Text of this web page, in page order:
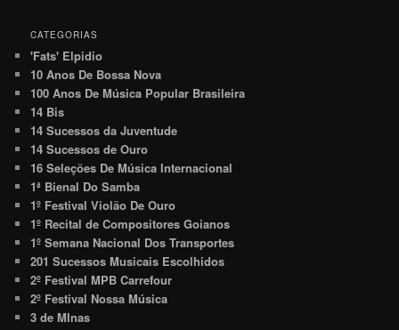
CATEGORIAS
'Fats' Elpidio
10 Anos De Bossa Nova
100 Anos De Música Popular Brasileira
14 Bis
14 Sucessos da Juventude
14 Sucessos de Ouro
16 Seleções De Música Internacional
1ª Bienal Do Samba
1º Festival Violão De Ouro
1º Recital de Compositores Goianos
1º Semana Nacional Dos Transportes
201 Sucessos Musicais Escolhidos
2º Festival MPB Carrefour
2º Festival Nossa Música
3 de MInas